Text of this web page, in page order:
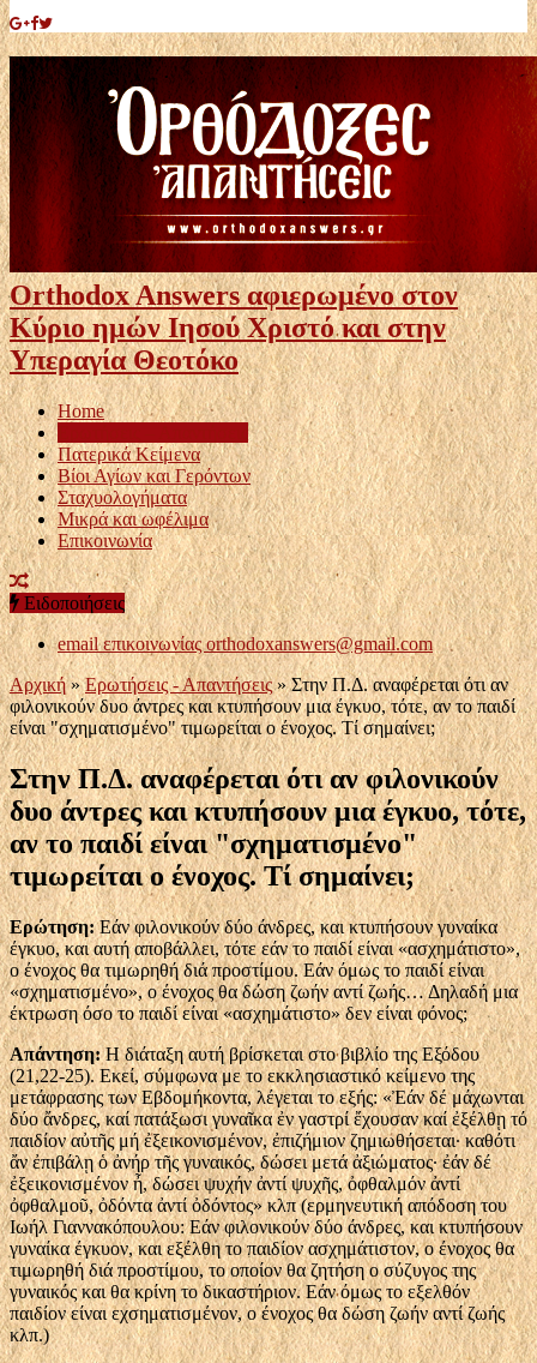
Orthodox Answers αφιερωμένο στον
Κύριο ημών Ιησού Χριστό και στην
Υπεραγία Θεοτόκο
Home
Πατερικά Κείμενα
Βίοι Αγίων και Γερόντων
Σταχυολογήματα
Μικρά και ωφέλιμα
Επικοινωνία
Ειδοποιήσεις
email επικοινωνίαςorthodoxanswers@gmail.com
Αρχική » Ερωτήσεις - Απαντήσεις » Στην Π.Δ. αναφέρεται ότι αν
φιλονικούν δυο άντρες και κτυπήσουν μια έγκυο, τότε, αν το παιδί
είναι "σχηματισμένο" τιμωρείται ο ένοχος. Τί σημαίνει;
Στην Π.Δ. αναφέρεται ότι αν φιλονικούν
δυο άντρες και κτυπήσουν μια έγκυο, τότε,
αν το παιδί είναι "σχηματισμένο"
τιμωρείται ο ένοχος. Τί σημαίνει;
Ερώτηση:Εάν φιλονικούν δύο άνδρες, και κτυπήσουν γυναίκα
έγκυο, και αυτή αποβάλλει, τότε εάν το παιδί είναι «ασχημάτιστο»,
ο ένοχος θα τιμωρηθή διά προστίμου. Εάν όμως το παιδί είναι
«σχηματισμένο», ο ένοχος θα δώση ζωήν αντί ζωής… Δηλαδή μια
έκτρωση όσο το παιδί είναι «ασχημάτιστο» δεν είναι φόνος;
Απάντηση:Η διάταξη αυτή βρίσκεται στο βιβλίο της Εξόδου
(21,22-25). Εκεί, σύμφωνα με το εκκλησιαστικό κείμενο της
μετάφρασης των Εβδομήκοντα, λέγεται το εξής: «Ἐάν δέ μάχωνται
δύο ἄνδρες, καί πατάξωσι γυναῖκα ἐν γαστρί ἔχουσαν καί ἐξέλθῃ τό
παιδίον αὐτῆς μή ἐξεικονισμένον, ἐπιζήμιον ζημιωθήσεται· καθότι
ἄν ἐπιβάλῃ ὁ ἀνήρ τῆς γυναικός, δώσει μετά ἀξιώματος· ἐάν δέ
ἐξεικονισμένον ἦ, δώσει ψυχήν ἀντί ψυχῆς, ὀφθαλμόν ἀντί
ὀφθαλμοῦ, ὀδόντα ἀντί ὀδόντος» κλπ (ερμηνευτική απόδοση του
Ιωήλ Γιαννακόπουλου: Εάν φιλονικούν δύο άνδρες, και κτυπήσουν
γυναίκα έγκυον, και εξέλθη το παιδίον ασχημάτιστον, ο ένοχος θα
τιμωρηθή διά προστίμου, το οποίον θα ζητήση ο σύζυγος της
γυναικός και θα κρίνη το δικαστήριον. Εάν όμως το εξελθόν
παιδίον είναι εχσηματισμένον, ο ένοχος θα δώση ζωήν αντί ζωής
κλπ.)